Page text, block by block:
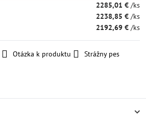
2285,01 € /ks
2238,85 € /ks
2192,69 € /ks
Otázka k produktu
Strážny pes